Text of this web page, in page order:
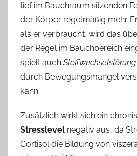
tief im Bauchraum sitzenden
der Körper regelmäßig mehr
als er verbraucht, wird das
der Regel im Bauchbereich
spielt auch Stoffwechselstörung
durch Bewegungsmangel
kann.
Zusätzlich wirkt sich ein
Stresslevel negativ aus, da
Cortisol die Bildung von